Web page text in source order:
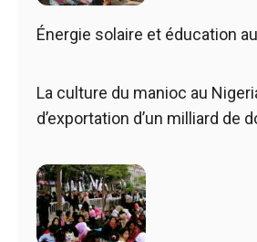
Énergie solaire et éducation
La culture du manioc au
d’exportation d’un milliard de